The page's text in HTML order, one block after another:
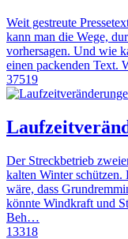
Weit gestreute
kann man die Wege,
vorhersagen. Und wie
einen packenden Text.
37519
Der Streckbetrieb
kalten Winter schützen.
wäre, dass
könnte Windkraft und
Beh…
13318